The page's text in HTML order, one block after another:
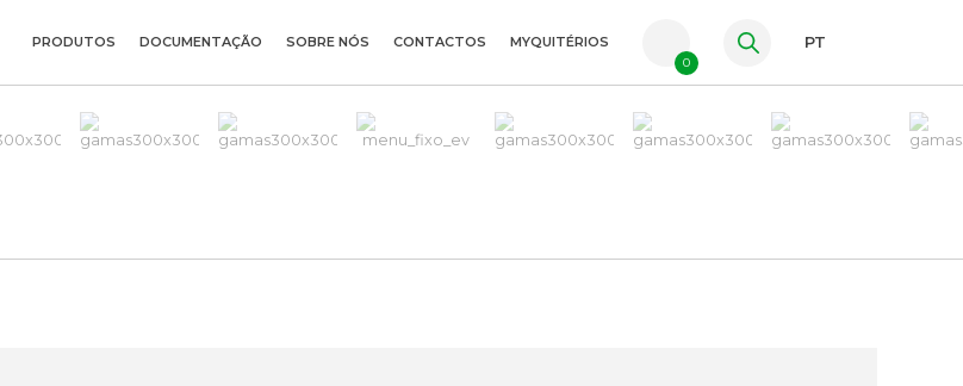
ES
PRODUTOS DOCUMENTAÇÃO SOBRE NÓS CONTACTOS MYQUITÉRIOS
0
PT